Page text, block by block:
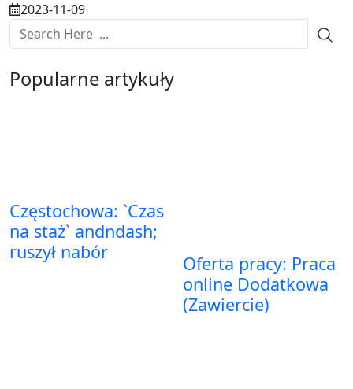
2023-11-09
Popularne artykuły
Częstochowa: `Czas
na staż` andndash;
ruszył nabór
Oferta pracy: Praca
online Dodatkowa
(Zawiercie)